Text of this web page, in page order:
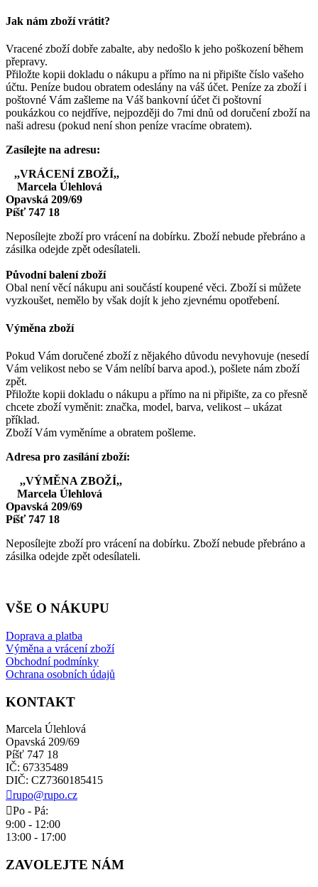
Jak nám zboží vrátit?
Vracené zboží dobře zabalte, aby nedošlo k jeho poškození během
přepravy.
Přiložte kopii dokladu o nákupu a přímo na ni připište číslo vašeho
účtu. Peníze budou obratem odeslány na váš účet. Peníze za zboží i
poštovné Vám zašleme na Váš bankovní účet či poštovní
poukázkou co nejdříve, nejpozději do 7mi dnů od doručení zboží na
naši adresu (pokud není shon peníze vracíme obratem).
Zasílejte na adresu:
,,VRÁCENÍ ZBOŽÍ,,
Marcela Úlehlová
Opavská 209/69
Píšť 747 18
Neposílejte zboží pro vrácení na dobírku. Zboží nebude přebráno a
zásilka odejde zpět odesílateli.
Původní balení zboží
Obal není věcí nákupu ani součástí koupené věci. Zboží si můžete
vyzkoušet, nemělo by však dojít k jeho zjevnému opotřebení.
Výměna zboží
Pokud Vám doručené zboží z nějakého důvodu nevyhovuje (nesedí
Vám velikost nebo se Vám nelíbí barva apod.), pošlete nám zboží
zpět.
Přiložte kopii dokladu o nákupu a přímo na ni připište, za co přesně
chcete zboží vyměnit: značka, model, barva, velikost – ukázat
příklad.
Zboží Vám vyměníme a obratem pošleme.
Adresa pro zasílání zboží:
,,VÝMĚNA ZBOŽÍ,,
Marcela Úlehlová
Opavská 209/69
Píšť 747 18
Neposílejte zboží pro vrácení na dobírku. Zboží nebude přebráno a
zásilka odejde zpět odesílateli.
VŠE O NÁKUPU
Doprava a platba
Výměna a vrácení zboží
Obchodní podmínky
Ochrana osobních údajů
KONTAKT
Marcela Úlehlová
Opavská 209/69
Píšť 747 18
IČ: 67335489
DIČ: CZ7360185415
rupo@rupo.cz
Po - Pá:
9:00 - 12:00
13:00 - 17:00
ZAVOLEJTE NÁM